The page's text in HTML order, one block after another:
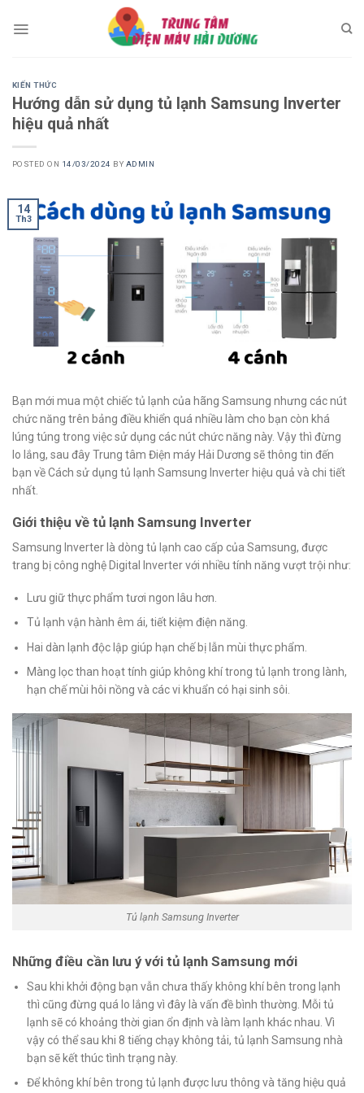
KIẾN THỨC
Hướng dẫn sử dụng tủ lạnh Samsung Inverter
hiệu quả nhất
POSTED ON 14/03/2024 BY ADMIN
14
Th3
Bạn mới mua một chiếc tủ lạnh của hãng Samsung nhưng các nút
chức năng trên bảng điều khiển quá nhiều làm cho bạn còn khá
lúng túng trong việc sử dụng các nút chức năng này. Vậy thì đừng
lo lắng, sau đây Trung tâm Điện máy Hải Dương sẽ thông tin đến
bạn về Cách sử dụng tủ lạnh Samsung Inverter hiệu quả và chi tiết
nhất.
Giới thiệu về tủ lạnh Samsung Inverter
Samsung Inverter là dòng tủ lạnh cao cấp của Samsung, được
trang bị công nghệ Digital Inverter với nhiều tính năng vượt trội như:
Lưu giữ thực phẩm tươi ngon lâu hơn.
Tủ lạnh vận hành êm ái, tiết kiệm điện năng.
Hai dàn lạnh độc lập giúp hạn chế bị lẫn mùi thực phẩm.
Màng lọc than hoạt tính giúp không khí trong tủ lạnh trong lành,
hạn chế mùi hôi nồng và các vi khuẩn có hại sinh sôi.
Tủ lạnh Samsung Inverter
Những điều cần lưu ý với tủ lạnh Samsung mới
Sau khi khởi động bạn vẫn chưa thấy không khí bên trong lạnh
thì cũng đừng quá lo lắng vì đây là vấn đề bình thường. Mỗi tủ
lạnh sẽ có khoảng thời gian ổn định và làm lạnh khác nhau. Vì
vậy có thể sau khi 8 tiếng chạy không tải, tủ lạnh Samsung nhà
bạn sẽ kết thúc tình trạng này.
Để không khí bên trong tủ lạnh được lưu thông và tăng hiệu quả